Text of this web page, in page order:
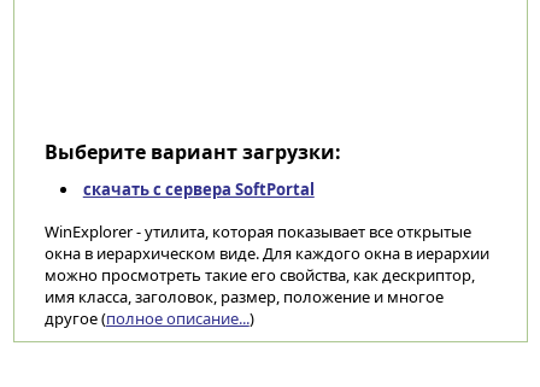
Выберите вариант загрузки:
скачать с сервера SoftPortal
WinExplorer - утилита, которая показывает все открытые
окна в иерархическом виде. Для каждого окна в иерархии
можно просмотреть такие его свойства, как дескриптор,
имя класса, заголовок, размер, положение и многое
другое (полное описание...)